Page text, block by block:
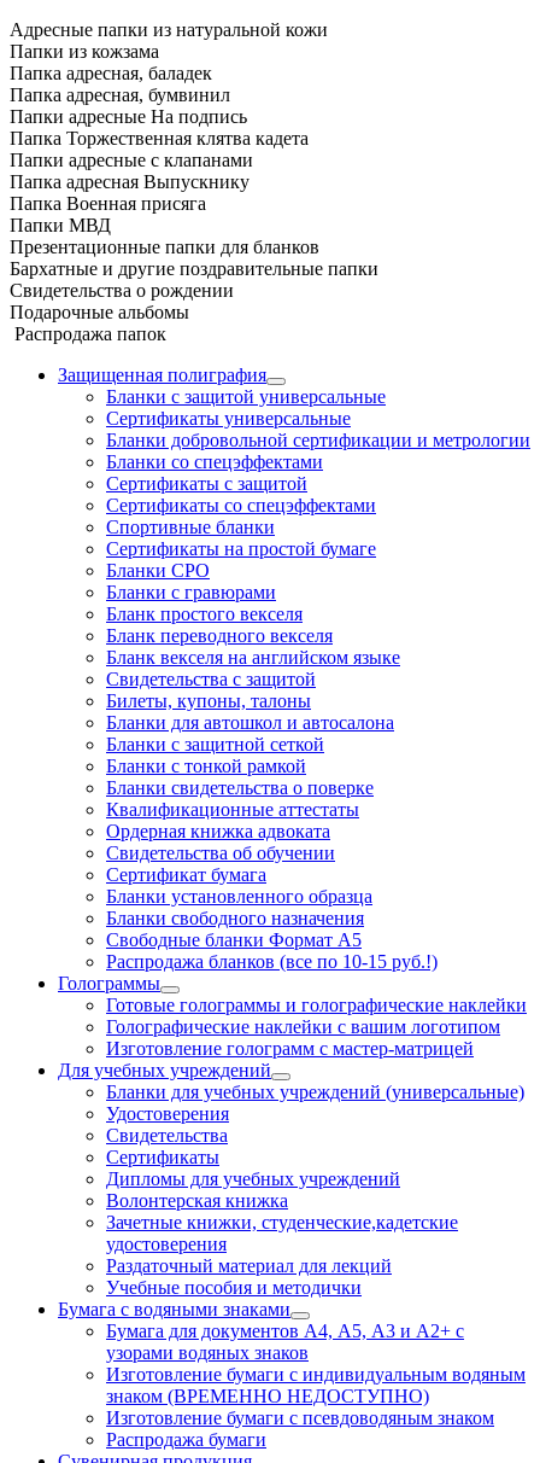
Адресные папки из натуральной кожи
Папки из кожзама
Папка адресная, баладек
Папка адресная, бумвинил
Папки адресные На подпись
Папка Торжественная клятва кадета
Папки адресные с клапанами
Папка адресная Выпускнику
Папка Военная присяга
Папки МВД
Презентационные папки для бланков
Бархатные и другие поздравительные папки
Свидетельства о рождении
Подарочные альбомы
Распродажа папок
Защищенная полиграфия
Бланки с защитой универсальные
Сертификаты универсальные
Бланки добровольной сертификации и метрологии
Бланки со спецэффектами
Сертификаты с защитой
Сертификаты со спецэффектами
Спортивные бланки
Cертификаты на простой бумаге
Бланки СРО
Бланки с гравюрами
Бланк простого векселя
Бланк переводного векселя
Бланк векселя на английском языке
Свидетельства с защитой
Билеты, купоны, талоны
Бланки для автошкол и автосалона
Бланки с защитной сеткой
Бланки с тонкой рамкой
Бланки свидетельства о поверке
Квалификационные аттестаты
Ордерная книжка адвоката
Свидетельства об обучении
Сертификат бумага
Бланки установленного образца
Бланки свободного назначения
Свободные бланки Формат А5
Распродажа бланков (все по 10-15 руб.!)
Голограммы
Готовые голограммы и голографические наклейки
Голографические наклейки с вашим логотипом
Изготовление голограмм с мастер-матрицей
Для учебных учреждений
Бланки для учебных учреждений (универсальные)
Удостоверения
Свидетельства
Сертификаты
Дипломы для учебных учреждений
Волонтерская книжка
Зачетные книжки, студенческие,кадетские
удостоверения
Раздаточный материал для лекций
Учебные пособия и методички
Бумага с водяными знаками
Бумага для документов А4, А5, А3 и А2+ с
узорами водяных знаков
Изготовление бумаги с индивидуальным водяным
знаком (ВРЕМЕННО НЕДОСТУПНО)
Изготовление бумаги с псевдоводяным знаком
Распродажа бумаги